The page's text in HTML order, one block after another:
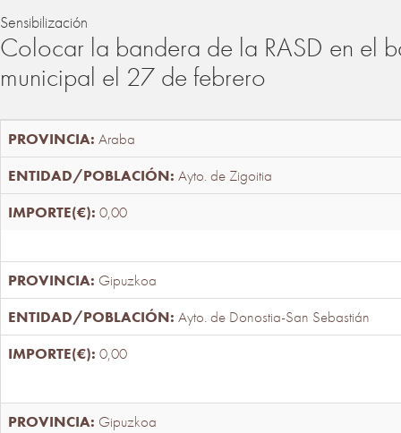
Sensibilización
Colocar la bandera de la RASD en el
municipal el 27 de febrero
Araba
Ayto. de Zigoitia
0,00
Gipuzkoa
Ayto. de Donostia-San Sebastián
0,00
Gipuzkoa